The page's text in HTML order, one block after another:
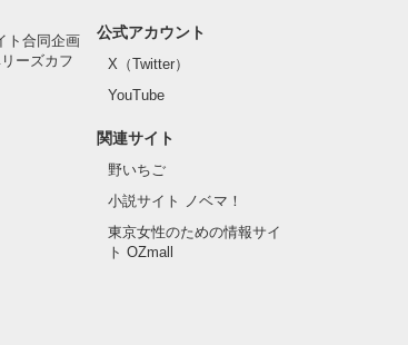
ト合同企画
ーズカフ
公式アカウント
X（Twitter）
YouTube
関連サイト
野いちご
小説サイト ノベマ！
東京女性のための情報サイ
ト OZmall